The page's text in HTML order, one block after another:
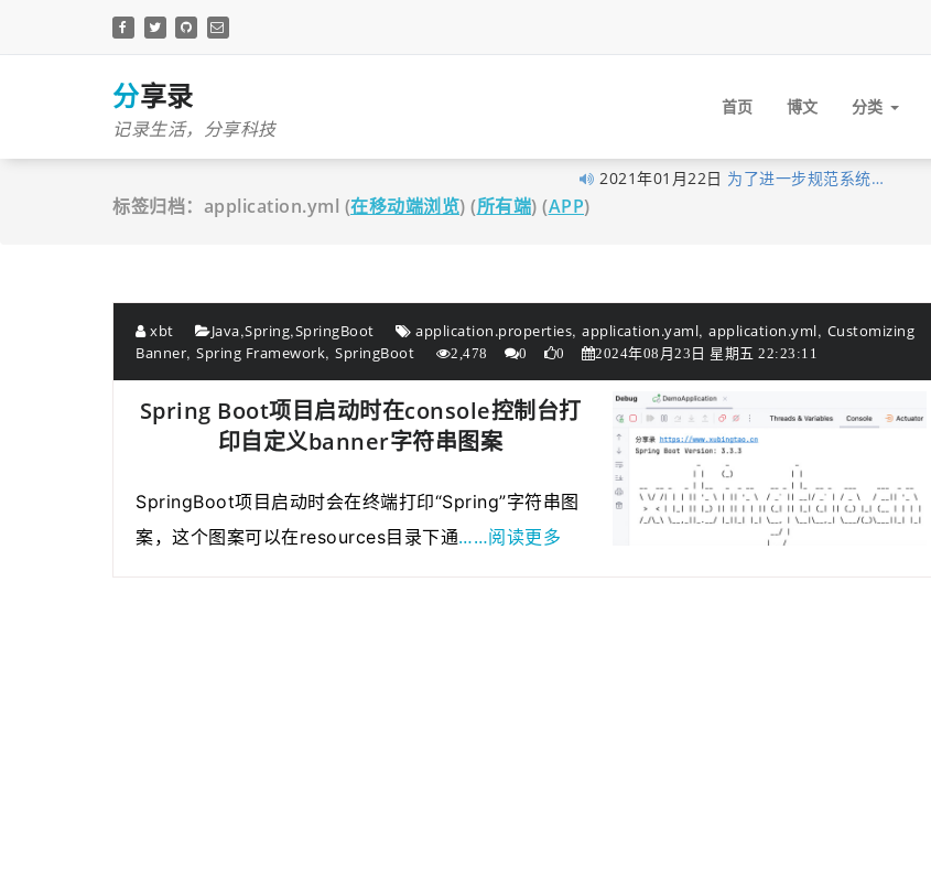
正
分享录
记录生活，分享科技
首页 博文 分类
标签归档：application.yml (在移动端浏览) (所有端) (APP)
2021年01月22日 为了进一步规范系统…
2020年10月23日 由于网站暂未落实实…
2020年10月19日 喜讯！喜讯！分享录…
2020年09月16日 我的个人网站分享录…
2020年06月14日 大家不用太拘束，但…
2020年06月03日 经过这段时间的努力…
2020年05月12日 为了更好的保护原创…
近来发现fenxianglu.…
xbt Java,Spring,SpringBoot application.properties, application.yaml, application.yml, Customizing
Banner, Spring Framework, SpringBoot 2,478 0 0 2024年08月23日 星期五 22:23:11
Spring Boot项目启动时在console控制台打
印自定义banner字符串图案
SpringBoot项目启动时会在终端打印“Spring”字符串图
案，这个图案可以在resources目录下通……阅读更多